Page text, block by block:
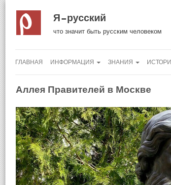
Я русский
что значит быть русским человеком
ГЛАВНАЯ ИНФОРМАЦИЯ ЗНАНИЯ
Аллея Правителей в Москве